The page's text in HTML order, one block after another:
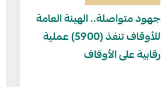
جهود متواصلة.. الهيئة العامة
للأوقاف تنفذ (5900) عملية
رقابية على الأوقاف